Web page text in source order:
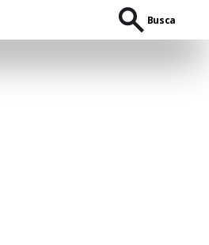
Busca